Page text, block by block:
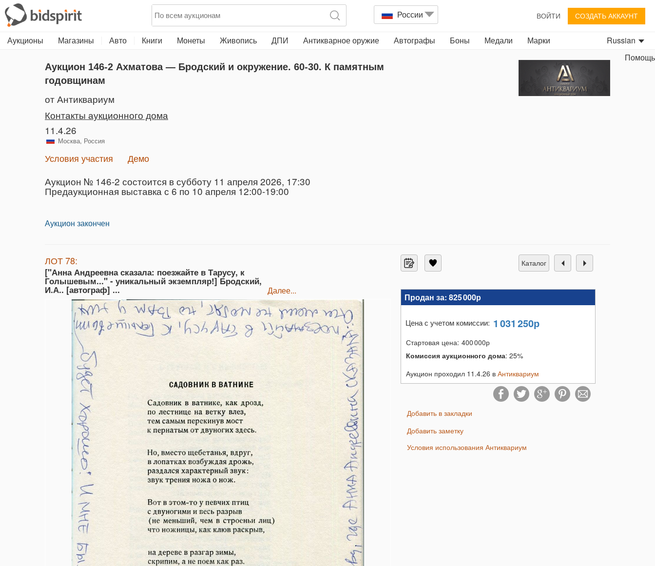
России ВОЙТИ СОЗДАТЬ АККАУНТ
Аукционы Магазины Авто Книги Монеты Живопись ДПИ Антикварное оружие Автографы Боны Медали Марки
Russian
Помощь
Аукцион 146-2 Ахматова — Бродский и окружение. 60-30. К памятным
годовщинам
от Антиквариум
Контакты аукционного дома
11.4.26
Москва, Россия
Условия участия Демо
Аукцион № 146-2 состоится в субботу 11 апреля 2026, 17:30
Предаукционная выставка с 6 по 10 апреля 12:00-19:00
Аукцион закончен
ЛОТ 78:
["Анна Андреевна сказала: поезжайте в Тарусу, к
Голышевым..." - уникальный экземпляр!] Бродский,
И.А.. [автограф] ... далее...
каталог
Продан за: 825 000р
Цена с учетом комиссии: 1 031 250р
Стартовая цена: 400 000р
Комиссия аукционного дома: 25%
Аукцион проходил 11.4.26 в Антиквариум
Добавить в закладки
Добавить заметку
Условия использования Антиквариум